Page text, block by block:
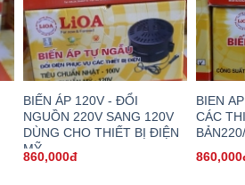
BIẾN ÁP 120V - ĐỔI
NGUỒN 220V SANG 120V
DÙNG CHO THIẾT BỊ ĐIỆN
MỸ
860,000đ
BIEN
CÁC